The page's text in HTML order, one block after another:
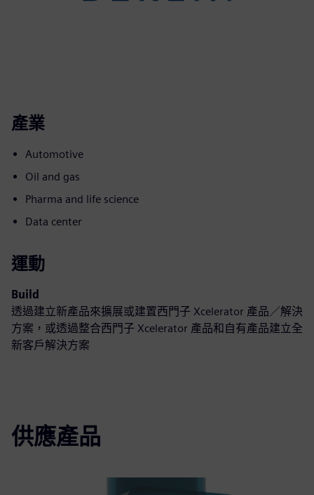
產業
Automotive
Oil and gas
Pharma and life science
Data center
運動
Build
透過建立新產品來擴展或建置西門子 Xcelerator 產品／解決
方案，或透過整合西門子 Xcelerator 產品和自有產品建立全
新客戶解決方案
供應產品